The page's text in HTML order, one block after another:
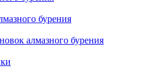
бурения
алмазного бурения